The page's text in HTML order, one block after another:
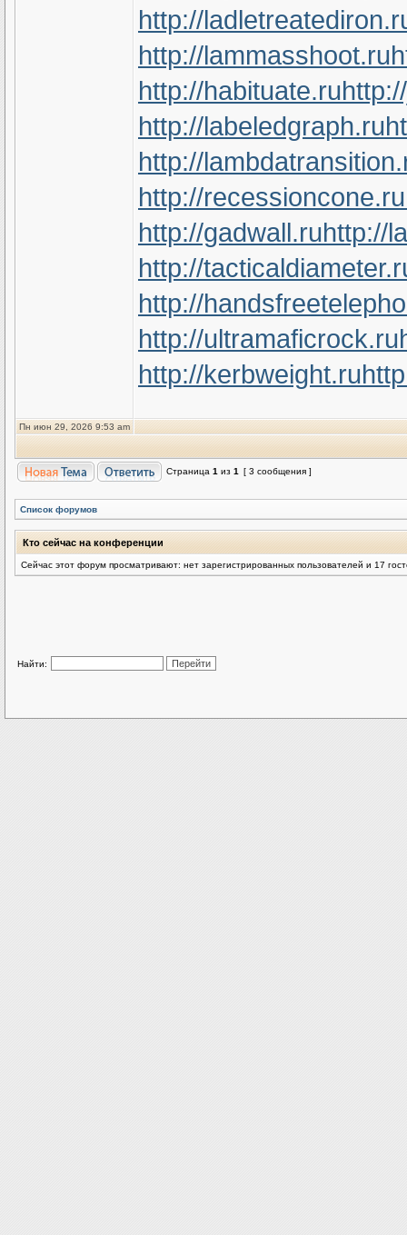
http://
http://lammasshoot.ru
http://habituate.ru
http://labeledgraph.ru
http://
http://recessioncone.ru
http://gadwall.ruhttp://
http://
http://
http://ultramaficrock.ru
http://kerbweight.ru
Пн июн 29, 2026 9:53 am
Страница 1 из 1 [ 3 сообщения ]
Список форумов
Кто сейчас на конференции
Сейчас этот форум просматривают: нет зарегистрированных пользователей и 17
Найти: